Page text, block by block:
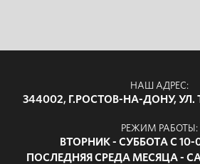
НАШ АДРЕС:
344002, Г.РОСТОВ-НА-ДОНУ,
РЕЖИМ РАБОТЫ:
ВТОРНИК - СУББОТА С 10-
ПОСЛЕДНЯЯ СРЕДА МЕСЯЦА -